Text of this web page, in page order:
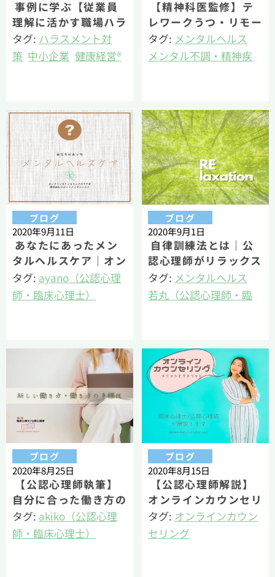
事例に学ぶ【従業員
理解に活かす職場ハラ
スメント対策】公認心
理師が解説
タグ: ハラスメント対
策 中小企業 健康経営®
床心理士・健康経営エ
キスパートアドバイザ
ー）
【精神科医監修】テ
レワークうつ・リモー
トワークうつを対策！
タグ: メンタルヘルス
メンタル不調・精神疾
籔（公認心理師・臨床
心理士）
ブログ
2020年9月11日
あなたにあったメン
タルヘルスケア｜オン
ラインカウンセリング
のすすめ
タグ: ayano（公認心理
師・臨床心理士）
メンタルヘルス
ブログ
2020年9月1日
自律訓練法とは｜公
認心理師がリラックス
法を解説！
タグ: メンタルヘルス
若丸（公認心理師・臨
ー）
ブログ
2020年8月25日
【公認心理師執筆】
自分に合った働き方の
選択｜新しい働き方と
してのテレワーク
タグ: akiko（公認心理
師・臨床心理士）
ブログ
2020年8月15日
【公認心理師解説】
オンラインカウンセリ
ングのメリットと注意
点！
タグ: オンラインカウン
セリング